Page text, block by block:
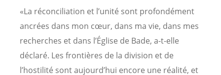
«La réconciliation et l’unité sont profondément
ancrées dans mon cœur, dans ma vie, dans mes
recherches et dans l’Église de Bade, a-t-elle
déclaré. Les frontières de la division et de
l’hostilité sont aujourd’hui encore une réalité, et